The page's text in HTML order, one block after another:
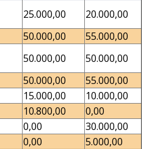
25.000,00
20.000,00
50.000,00
55.000,00
50.000,00
50.000,00
50.000,00
55.000,00
15.000,00
10.000,00
10.800,00
0,00
0,00
30.000,00
0,00
5.000,00